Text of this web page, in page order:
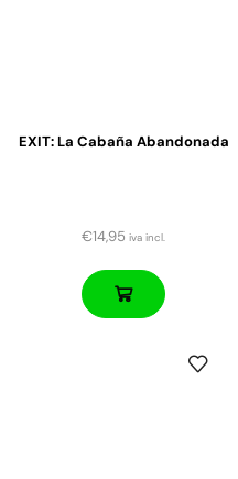
EXIT: La Cabaña Abandonada
€14,95 iva incl.